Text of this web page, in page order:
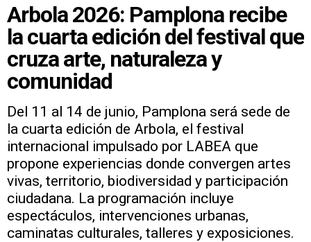
Arbola 2026: Pamplona recibe
la cuarta edición del festival que
cruza arte, naturaleza y
comunidad
Del 11 al 14 de junio, Pamplona será sede de
la cuarta edición de Arbola, el festival
internacional impulsado por LABEA que
propone experiencias donde convergen artes
vivas, territorio, biodiversidad y participación
ciudadana. La programación incluye
espectáculos, intervenciones urbanas,
caminatas culturales, talleres y exposiciones.